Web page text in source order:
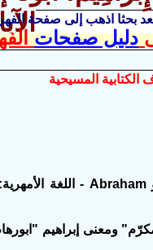
بحثا اذهب إلى صفحة
دليل صفحات
المسيحية